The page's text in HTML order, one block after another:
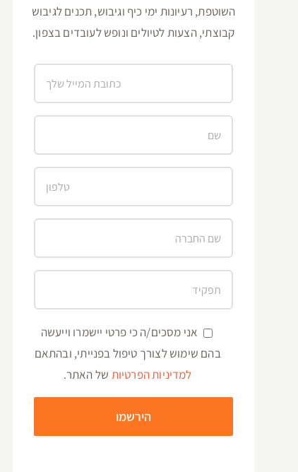
השוטפת, רעיונות ימי כיף וגיבוש, תכנים לגיבוש
קבוצתי, הצעות לטיולים ונופש לעובדים בצפון.
אני מסכים/ה כי פרטי יישמרו וייעשה
בהם שימוש לצורך טיפול בפנייתי, ובהתאם
למדיניות הפרטיות של האתר.